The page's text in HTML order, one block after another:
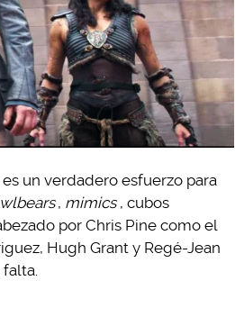
un verdadero esfuerzo para
, mimics , cubos
por Chris Pine como el
Hugh Grant y Regé-Jean
falta.